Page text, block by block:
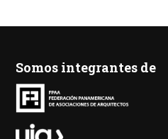
Somos integrantes de